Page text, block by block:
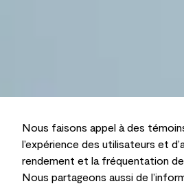
Nous faisons appel à des
l’expérience des utilisateurs et
rendement et la fréquentation
Nous partageons aussi de